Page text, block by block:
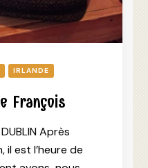
IRLANDE
François
Après
il est l’heure de